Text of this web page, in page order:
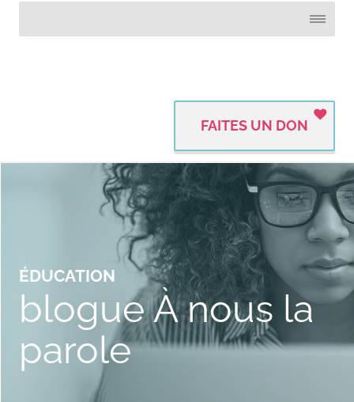
FAITES UN DON
ÉDUCATION
blogue À nous la
parole